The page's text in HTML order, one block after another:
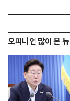
오피니언 많이 본